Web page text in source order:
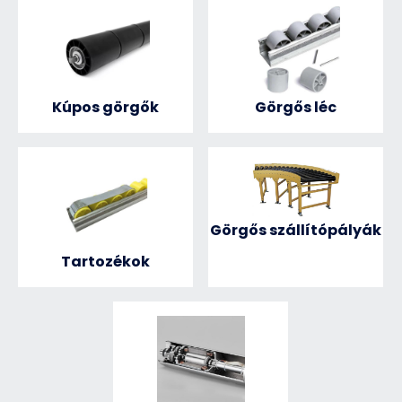
Kúpos görgők Görgős léc
Tartozékok
Görgős szállítópályák